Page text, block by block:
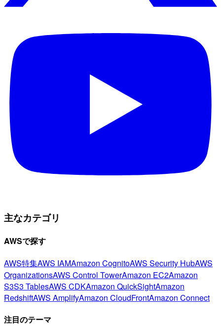
主なカテゴリ
AWSで探す
AWS特集AWS IAMAmazon CognitoAWS Security HubAWS
OrganizationsAWS Control TowerAmazon EC2Amazon
S3S3 TablesAWS CDKAmazon QuickSightAmazon
RedshiftAWS AmplifyAmazon CloudFrontAmazon Connect
注目のテーマ